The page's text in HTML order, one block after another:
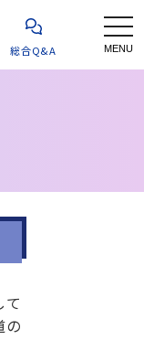
総合Q&A MENU
の